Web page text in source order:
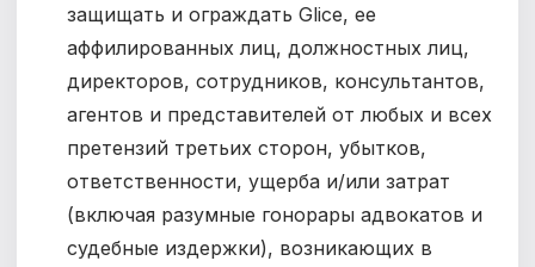
защищать и ограждать Glice, ее
аффилированных лиц, должностных лиц,
директоров, сотрудников, консультантов,
агентов и представителей от любых и всех
претензий третьих сторон, убытков,
ответственности, ущерба и/или затрат
(включая разумные гонорары адвокатов и
судебные издержки), возникающих в